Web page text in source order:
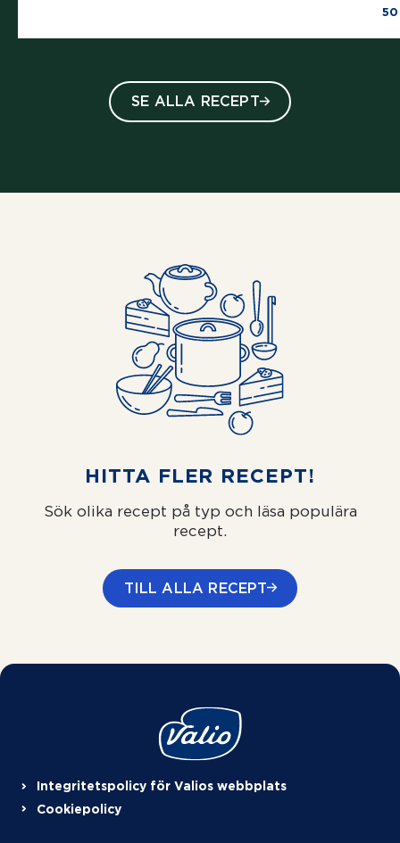
50
SE ALLA RECEPT
HITTA FLER RECEPT!
Sök olika recept på typ och läsa populära
recept.
TILL ALLA RECEPT
Integritetspolicy för Valios webbplats
Cookiepolicy